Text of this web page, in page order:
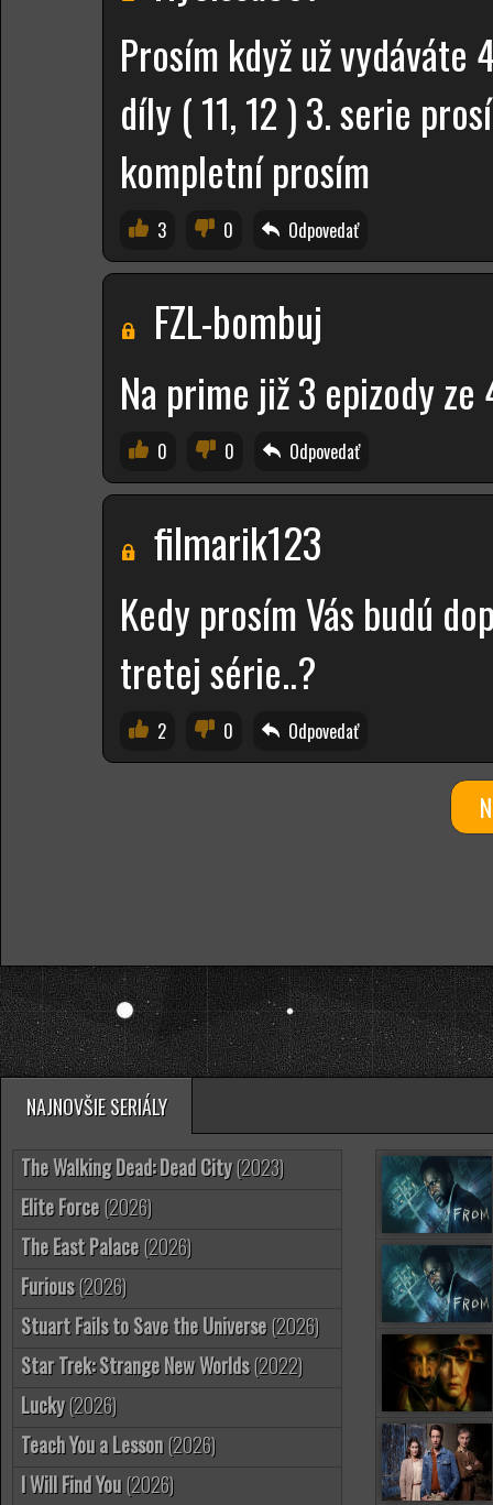
NAJNOVŠIE SERIÁLY
The Walking Dead: Dead City(2023)
Elite Force(2026)
The East Palace(2026)
Furious(2026)
Stuart Fails to Save the Universe(2026)
Star Trek: Strange New Worlds(2022)
Lucky(2026)
Teach You a Lesson(2026)
I Will Find You(2026)